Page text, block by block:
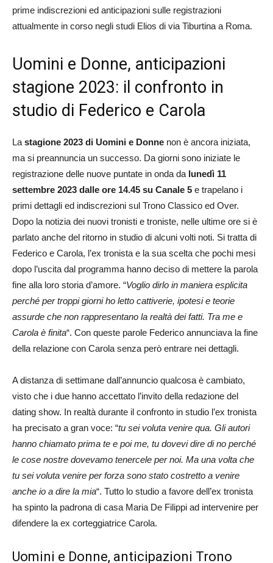
prime indiscrezioni ed anticipazioni sulle registrazioni
attualmente in corso negli studi Elios di via Tiburtina a Roma.
Uomini e Donne, anticipazioni
stagione 2023: il confronto in
studio di Federico e Carola
La stagione 2023 di Uomini e Donne non è ancora iniziata,
ma si preannuncia un successo. Da giorni sono iniziate le
registrazione delle nuove puntate in onda da lunedì 11
settembre 2023 dalle ore 14.45 su Canale 5 e trapelano i
primi dettagli ed indiscrezioni sul Trono Classico ed Over.
Dopo la notizia dei nuovi tronisti e troniste, nelle ultime ore si è
parlato anche del ritorno in studio di alcuni volti noti. Si tratta di
Federico e Carola, l’ex tronista e la sua scelta che pochi mesi
dopo l’uscita dal programma hanno deciso di mettere la parola
fine alla loro storia d’amore. “Voglio dirlo in maniera esplicita
perché per troppi giorni ho letto cattiverie, ipotesi e teorie
assurde che non rappresentano la realtà dei fatti. Tra me e
Carola è finita“. Con queste parole Federico annunciava la fine
della relazione con Carola senza però entrare nei dettagli.
A distanza di settimane dall’annuncio qualcosa è cambiato,
visto che i due hanno accettato l’invito della redazione del
dating show. In realtà durante il confronto in studio l’ex tronista
ha precisato a gran voce: “tu sei voluta venire qua. Gli autori
hanno chiamato prima te e poi me, tu dovevi dire di no perché
le cose nostre dovevamo tenercele per noi. Ma una volta che
tu sei voluta venire per forza sono stato costretto a venire
anche io a dire la mia“. Tutto lo studio a favore dell’ex tronista
ha spinto la padrona di casa Maria De Filippi ad intervenire per
difendere la ex corteggiatrice Carola.
Uomini e Donne, anticipazioni Trono